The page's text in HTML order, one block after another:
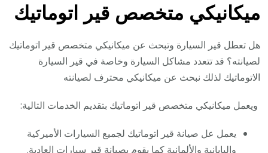
ميكانيكي متخصص قير اتوماتيك
هل تعطل قير السيارة وتبحث عن ميكانيكي متخصص قير اتوماتيك
لصيانته؟ قد تتعدد مشاكل السيارة وخاصة في قير السيارة
الاتوماتيك لذلك نبحث عن ميكانيكي محترف لصيانته
ويعمل ميكانيكي متخصص قير اتوماتيك بتقديم الخدمات التالية:
يعمل عل صيانة قير اتوماتيك لجميع السيارات الأميركية
واليابانية والألمانية كما يقوم بصيانة قير سيارات العادية.